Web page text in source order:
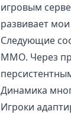
игровым
развивает
Следующие
ММО. Через
Динамика
Игроки